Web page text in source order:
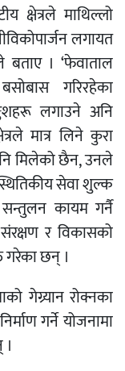
क्षेत्रले माथिल्लो
लगायत
बताए । ‘फेवाताल
गरिरहेका
लगाउने अनि
मात्र लिने कुरा
मिलेको छैन, उनले
सेवा शुल्क
सन्तुलन कायम गर्नै
र विकासको
गरेका छन् ।
गेग्र्यान रोक्नका
गर्ने योजनामा